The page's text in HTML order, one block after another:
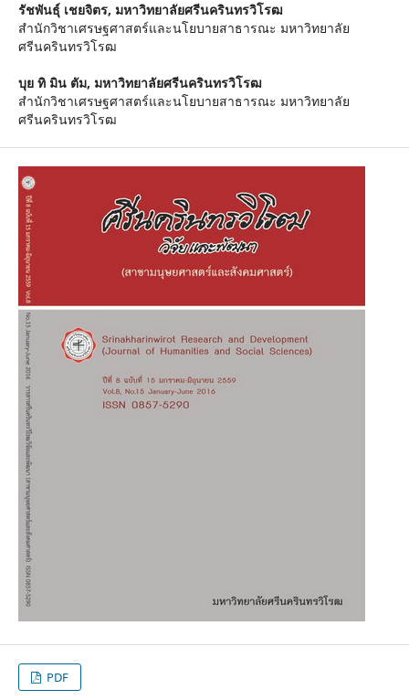
รัชพันธุ์ เชยจิตร, มหาวิทยาลัยศรีนครินทรวิโรฒ
สำนักวิชาเศรษฐศาสตร์และนโยบายสาธารณะ มหาวิทยาลัย
ศรีนครินทรวิโรฒ
บุย ทิ มิน ตัม, มหาวิทยาลัยศรีนครินทรวิโรฒ
สำนักวิชาเศรษฐศาสตร์และนโยบายสาธารณะ มหาวิทยาลัย
ศรีนครินทรวิโรฒ
PDF